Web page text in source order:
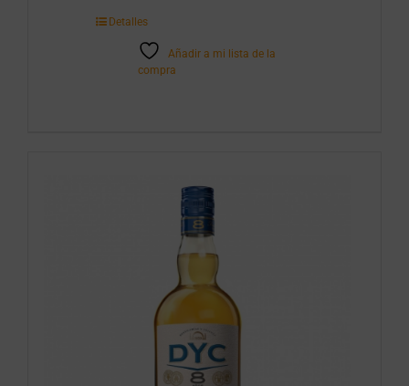
Detalles
Añadir a mi lista de la
compra